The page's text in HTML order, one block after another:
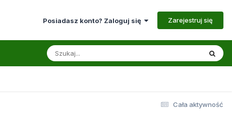
Posiadasz konto? Zaloguj się Zarejestruj się
Cała aktywność